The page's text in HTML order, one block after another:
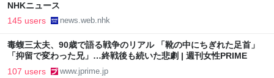
NHKニュース
145 users news.web.nhk
毒蝮三太夫、90歳で語る戦争のリアル 「靴の中にちぎれた足首」
「抑留で変わった兄」…終戦後も続いた悲劇 | 週刊女性PRIME
107 users www.jprime.jp